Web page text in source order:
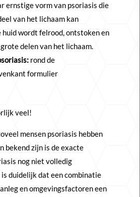
ernstige vorm van psoriasis die
van het lichaam kan
huid wordt felrood, ontstoken en
delen van het lichaam.
rond de
formulier
veel!
mensen psoriasis hebben
bekend zijn is de exacte
nog niet volledig
duidelijk dat een combinatie
en omgevingsfactoren een